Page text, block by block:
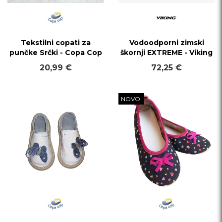
Tekstilni copati za
punčke Srčki - Copa Cop
20,99 €
Vodoodporni zimski
škornji EXTREME - Viking
72,25 €
NOVO!